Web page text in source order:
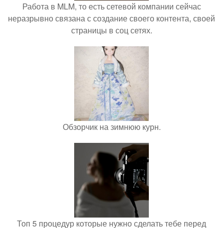
Работа в MLM, то есть сетевой компании сейчас
неразрывно связана с создание своего контента, своей
страницы в соц сетях.
Обзорчик на зимнюю курн.
Топ 5 процедур которые нужно сделать тебе перед